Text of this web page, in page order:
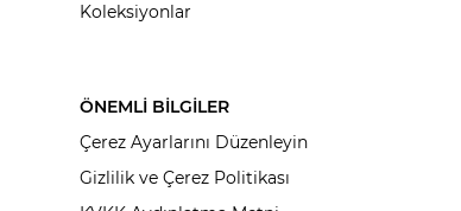
Koleksiyonlar
ÖNEMLİ BİLGİLER
Çerez Ayarlarını Düzenleyin
Gizlilik ve Çerez Politikası